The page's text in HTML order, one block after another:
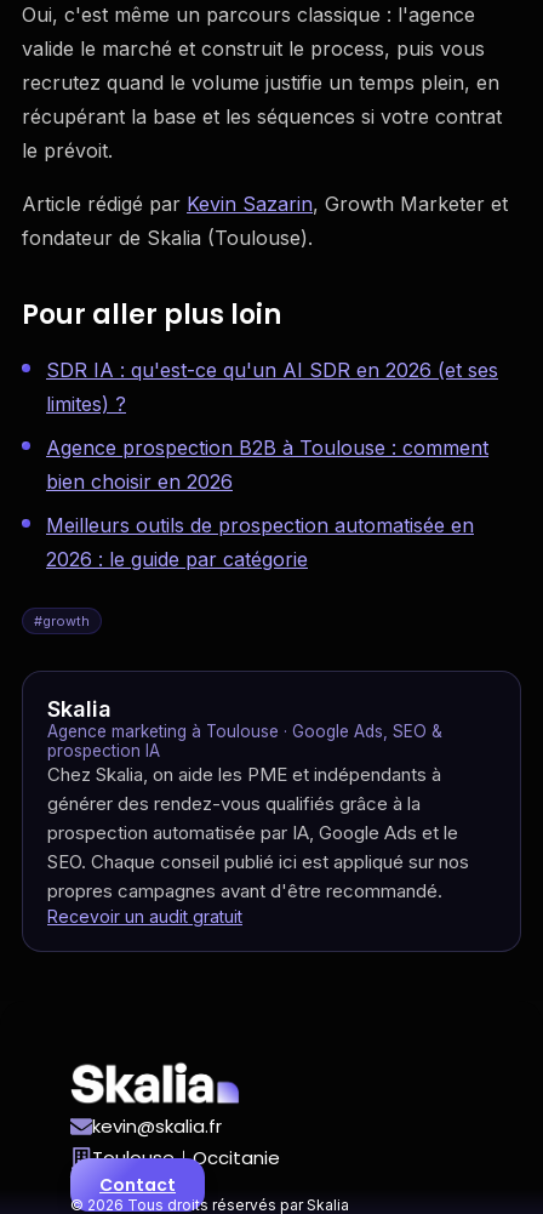
Oui, c'est même un parcours classique : l'agence
valide le marché et construit le process, puis vous
recrutez quand le volume justifie un temps plein, en
récupérant la base et les séquences si votre contrat
le prévoit.
Article rédigé par Kevin Sazarin, Growth Marketer et
fondateur de Skalia (Toulouse).
Pour aller plus loin
SDR IA : qu'est-ce qu'un AI SDR en 2026 (et ses
limites) ?
Agence prospection B2B à Toulouse : comment
bien choisir en 2026
Meilleurs outils de prospection automatisée en
2026 : le guide par catégorie
#growth
Skalia
Agence marketing à Toulouse · Google Ads, SEO &
prospection IA
Chez Skalia, on aide les PME et indépendants à
générer des rendez-vous qualifiés grâce à la
prospection automatisée par IA, Google Ads et le
SEO. Chaque conseil publié ici est appliqué sur nos
propres campagnes avant d'être recommandé.
Recevoir un audit gratuit
kevin@skalia.fr
Toulouse｜Occitanie
Contact
© 2026 Tous droits réservés par Skalia